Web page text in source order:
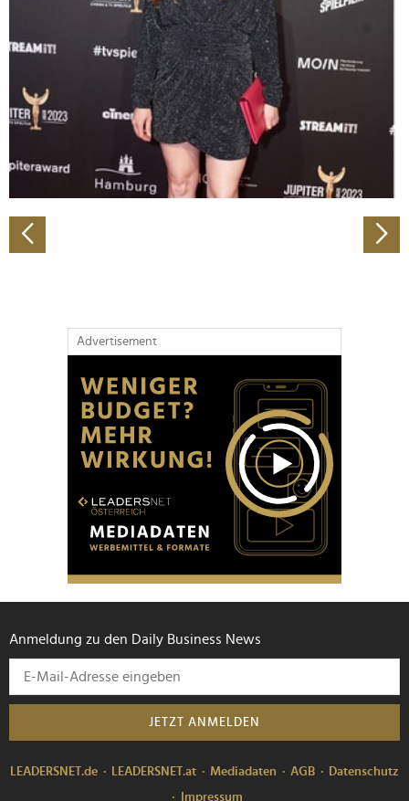
Wir verwenden Cookies, um Inhalte und Anzeigen zu
personalisieren, Funktionen für soziale Medien anbieten
zu können und die Zugriffe auf unsere Website zu
analysieren. Außerdem geben wir Informationen zu Ihrer
Verwendung unserer Website an unsere Partner für
soziale Medien, Werbung und Analysen weiter. Unsere
Partner führen diese Informationen möglicherweise mit
weiteren Daten zusammen, die Sie ihnen bereitgestellt
gesammelt haben.
Advertisement
Anmeldung zu den Daily Business News
JETZT ANMELDEN
LEADERSNET.de LEADERSNET.at Mediadaten AGB
Datenschutz
Impressum